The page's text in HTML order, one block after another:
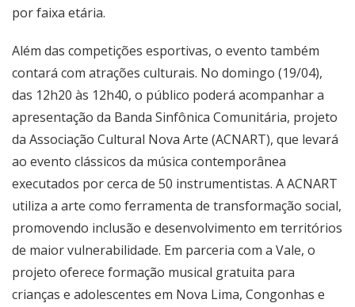
por faixa etária.
Além das competições esportivas, o evento também
contará com atrações culturais. No domingo (19/04),
das 12h20 às 12h40, o público poderá acompanhar a
apresentação da Banda Sinfônica Comunitária, projeto
da Associação Cultural Nova Arte (ACNART), que levará
ao evento clássicos da música contemporânea
executados por cerca de 50 instrumentistas. A ACNART
utiliza a arte como ferramenta de transformação social,
promovendo inclusão e desenvolvimento em territórios
de maior vulnerabilidade. Em parceria com a Vale, o
projeto oferece formação musical gratuita para
crianças e adolescentes em Nova Lima, Congonhas e